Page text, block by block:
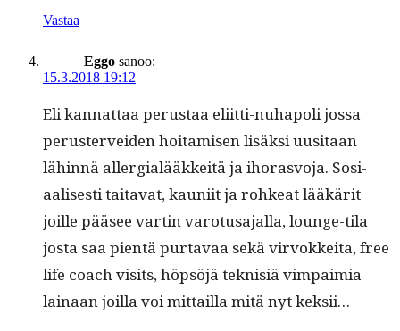
Vastaa
Eggo sanoo:
15.3.2018 19:12
Eli kan­nat­taa perus­taa eli­it­ti-nuhapoli jos­sa
peruster­vei­den hoita­misen lisäk­si uusi­taan
lähin­nä aller­gialääkkeitä ja iho­rasvo­ja. Sosi­
aalis­es­ti taita­vat, kau­ni­it ja rohkeat lääkärit
joille pääsee vartin varo­tusa­jal­la, lounge-tila
jos­ta saa pien­tä pur­tavaa sekä vir­vokkei­ta, free
life coach vis­its, höp­söjä teknisiä vim­paimia
lainaan joil­la voi mit­tail­la mitä nyt keksii…